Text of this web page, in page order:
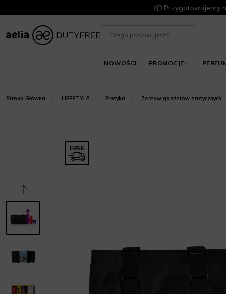
📦 Przygotowujemy
NOWOŚCI PROMOCJE
Strona Główna LIFESTYLE Erotyka Zestaw gadżetów erotycznych